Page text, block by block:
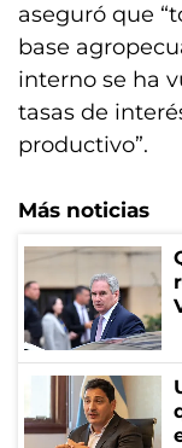
aseguró que
base
interno se ha
tasas de
productivo”.
Más noticias